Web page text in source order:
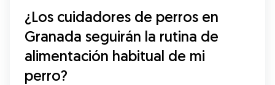
¿Los cuidadores de perros en
Granada seguirán la rutina de
alimentación habitual de mi
perro?